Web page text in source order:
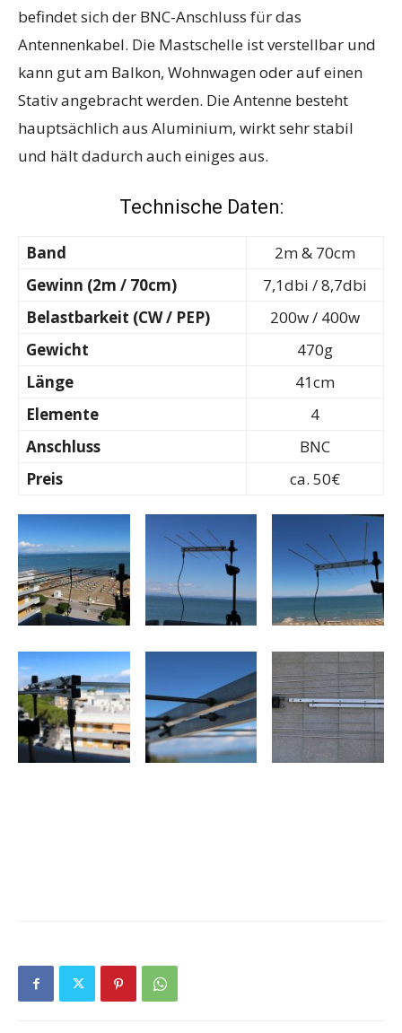
befindet sich der BNC-Anschluss für das
Antennenkabel. Die Mastschelle ist verstellbar und
kann gut am Balkon, Wohnwagen oder auf einen
Stativ angebracht werden. Die Antenne besteht
hauptsächlich aus Aluminium, wirkt sehr stabil
und hält dadurch auch einiges aus.
Technische Daten:
Band
2m & 70cm
Gewinn (2m / 70cm)
7,1dbi / 8,7dbi
Belastbarkeit (CW / PEP)
200w / 400w
Gewicht
470g
Länge
41cm
Elemente
4
Anschluss
BNC
Preis
ca. 50€